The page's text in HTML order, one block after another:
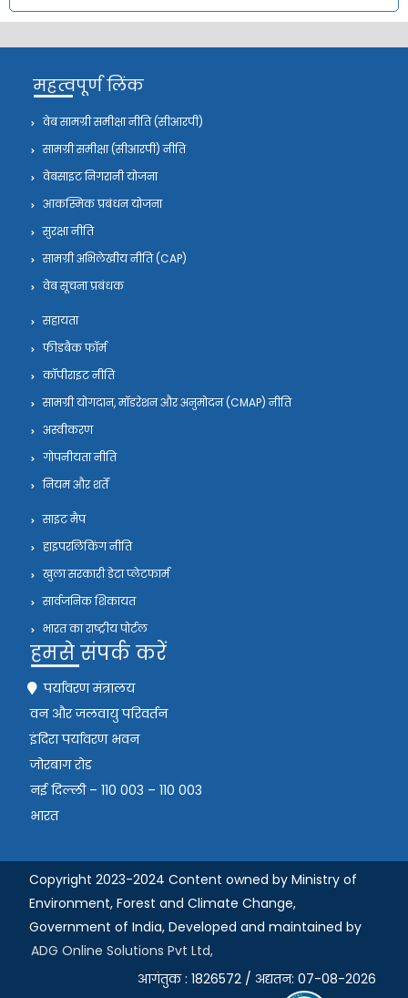
महत्वपूर्ण लिंक
वेब सामग्री समीक्षा नीति (सीआरपी)
सामग्री समीक्षा (सीआरपी) नीति
वेबसाइट निगरानी योजना
आकस्मिक प्रबंधन योजना
सुरक्षा नीति
सामग्री अभिलेखीय नीति (CAP)
वेब सूचना प्रबंधक
सहायता
फीडबैक फॉर्म
कॉपीराइट नीति
सामग्री योगदान, मॉडरेशन और अनुमोदन (CMAP) नीति
अस्वीकरण
गोपनीयता नीति
नियम और शर्तें
साइट मैप
हाइपरलिंकिंग नीति
खुला सरकारी डेटा प्लेटफार्म
सार्वजनिक शिकायत
भारत का राष्ट्रीय पोर्टल
हमसे संपर्क करें
पर्यावरण मंत्रालय
वन और जलवायु परिवर्तन
इंदिरा पर्यावरण भवन
जोरबाग रोड
नई दिल्ली – 110 003 – 110 003
भारत
Copyright 2023-2024 Content owned by Ministry of
Environment, Forest and Climate Change,
Government of India, Developed and maintained by
ADG Online Solutions Pvt Ltd,
आगंतुक : 1826572 / अद्यतन: 07-08-2026